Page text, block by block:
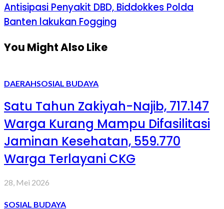
Antisipasi Penyakit DBD, Biddokkes Polda
Banten lakukan Fogging
You Might Also Like
DAERAHSOSIAL BUDAYA
Satu Tahun Zakiyah-Najib, 717.147
Warga Kurang Mampu Difasilitasi
Jaminan Kesehatan, 559.770
Warga Terlayani CKG
28, Mei 2026
SOSIAL BUDAYA